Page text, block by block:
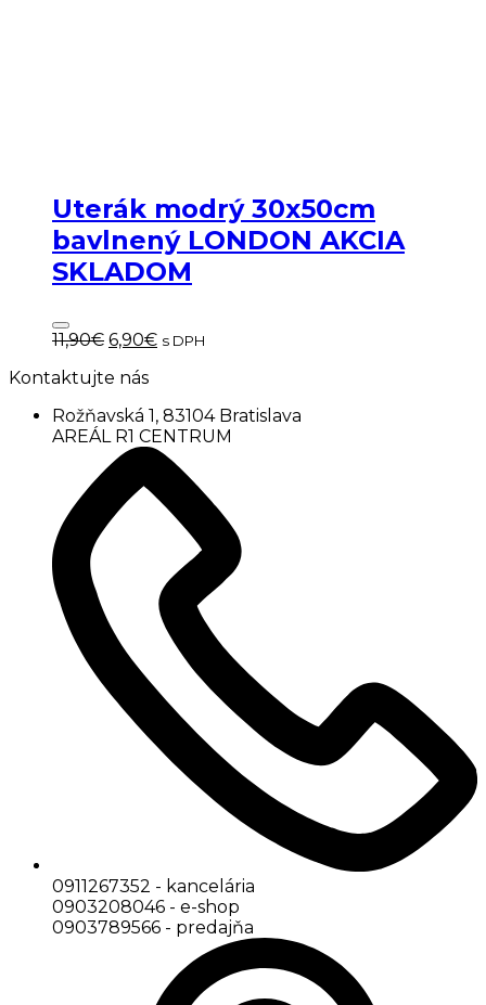
Uterák modrý 30x50cm
bavlnený LONDON AKCIA
SKLADOM
11,90€ Pôvodná
bola:
6,90€Aktuálna
s DPH
Kontaktujte nás
Rožňavská 1, 83104 Bratislava
AREÁL R1 CENTRUM
0911267352 - kancelária
0903208046 - e-shop
0903789566 - predajňa